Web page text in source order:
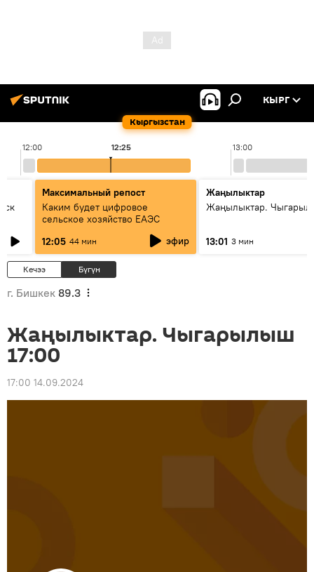
Кыргызстан
КЫРГ
12:00 13:00
12:25
Максимальный репост
Каким будет цифровое
сельское хозяйство ЕАЭС
12:05 44 мин эфир
Жаңылыктар
Жаңылыктар.
13:01 3 мин
Кечээ Бүгүн
г. Бишкек 89.3
Жаңылыктар. Чыгарылыш
17:00
17:00 14.09.2024